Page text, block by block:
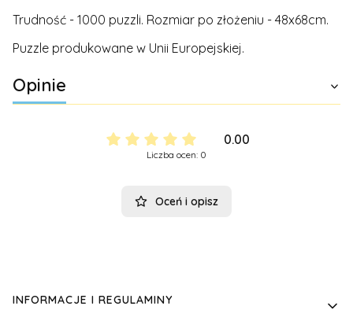
Trudność - 1000 puzzli. Rozmiar po złożeniu - 48x68cm.
Puzzle produkowane w Unii Europejskiej.
Opinie
0.00
Liczba ocen: 0
Oceń i opisz
Linki w stopce
INFORMACJE I REGULAMINY